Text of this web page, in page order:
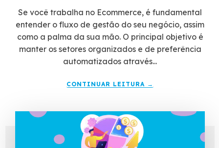
Se você trabalha no Ecommerce, é fundamental
entender o fluxo de gestão do seu negócio, assim
como a palma da sua mão. O principal objetivo é
manter os setores organizados e de preferência
automatizados através...
CONTINUAR LEITURA →